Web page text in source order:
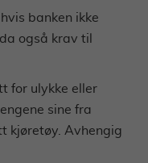
banken ikke
også krav til
for ulykke eller
sine fra
kjøretøy. Avhengig